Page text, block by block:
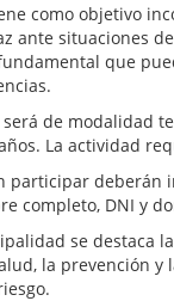
como objetivo
ante situaciones
que
será de modalidad
La actividad
participar deberán
completo, DNI y
se destaca
la prevención